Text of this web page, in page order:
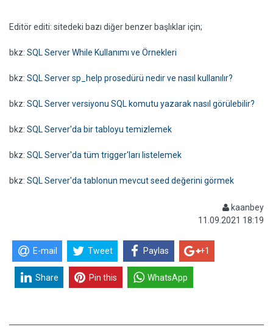
Editör editi: sitedeki bazı diğer benzer başlıklar için;
bkz: SQL Server While Kullanımı ve Örnekleri
bkz: SQL Server sp_help prosedürü nedir ve nasıl kullanılır?
bkz: SQL Server versiyonu SQL komutu yazarak nasıl görülebilir?
bkz: SQL Server'da bir tabloyu temizlemek
bkz: SQL Server'da tüm trigger'ları listelemek
bkz: SQL Server'da tablonun mevcut seed değerini görmek
kaanbey
11.09.2021 18:19
E-mail Tweet Paylas +1
Share Pin this WhatsApp